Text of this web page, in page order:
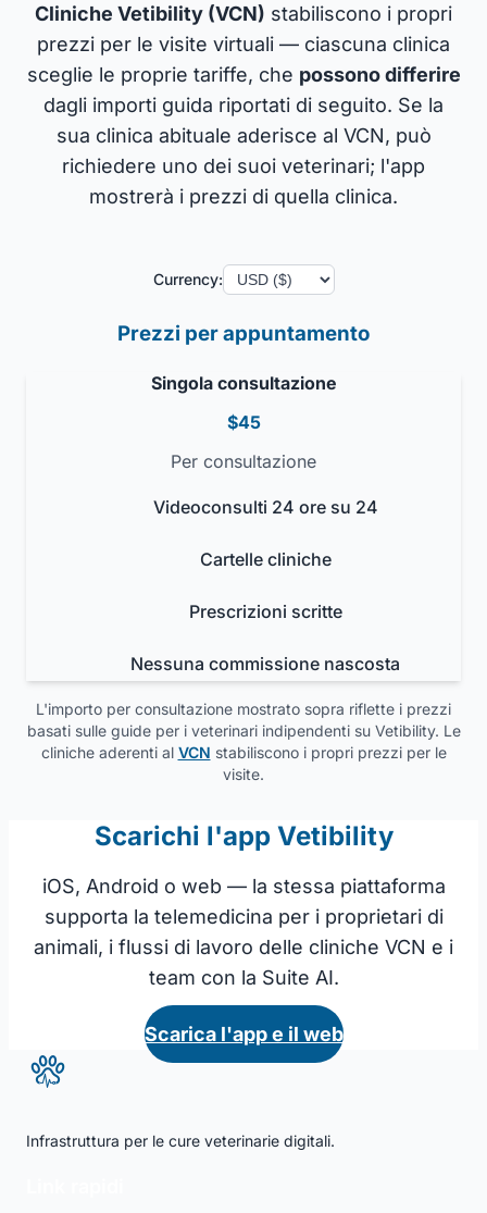
Cliniche Vetibility (VCN) stabiliscono i propri
prezzi per le visite virtuali — ciascuna clinica
sceglie le proprie tariffe, che possono differire
dagli importi guida riportati di seguito. Se la
sua clinica abituale aderisce al VCN, può
richiedere uno dei suoi veterinari; l'app
mostrerà i prezzi di quella clinica.
Currency:
Prezzi per appuntamento
Singola consultazione
$45
Per consultazione
Videoconsulti 24 ore su 24
Cartelle cliniche
Prescrizioni scritte
Nessuna commissione nascosta
L'importo per consultazione mostrato sopra riflette i prezzi
basati sulle guide per i veterinari indipendenti su Vetibility. Le
cliniche aderenti al VCN stabiliscono i propri prezzi per le
visite.
Scarichi l'app Vetibility
iOS, Android o web — la stessa piattaforma
supporta la telemedicina per i proprietari di
animali, i flussi di lavoro delle cliniche VCN e i
team con la Suite AI.
Scarica l'app e il web
Infrastruttura per le cure veterinarie digitali.